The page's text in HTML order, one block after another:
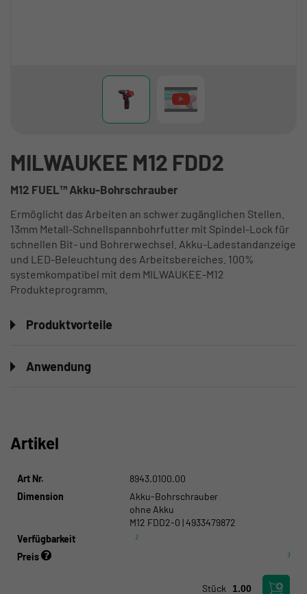
MILWAUKEE M12 FDD2
M12 FUEL™ Akku-Bohrschrauber
Ermöglicht das Arbeiten an schwer zugänglichen Stellen.
13mm Metall-Schnellspannbohrfutter mit Spindel-Lock für
schnellen Bit- und Bohrerwechsel. Akku-Ladestandanzeige
und LED-Beleuchtung des Arbeitsbereiches. 100%
systemkompatibel mit dem MILWAUKEE-M12
Produkteprogramm.
Produktvorteile
Anwendung
Artikel
Art Nr.
8943.0100.00
Dimension
Akku-Bohrschrauber
ohne Akku
M12 FDD2-0 | 4933479872
Verfügbarkeit
Preis
Stück